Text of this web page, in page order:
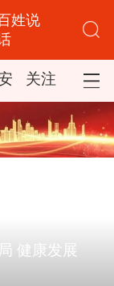
姓说
关注 司法
健康发展
牵一发而动
推进健康中